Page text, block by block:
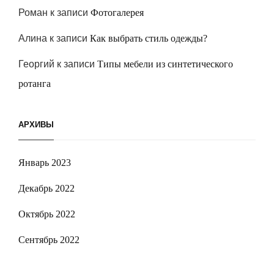
Роман к записи Фотогалерея
Алина к записи Как выбрать стиль одежды?
Георгий к записи Типы мебели из синтетического
ротанга
АРХИВЫ
Январь 2023
Декабрь 2022
Октябрь 2022
Сентябрь 2022